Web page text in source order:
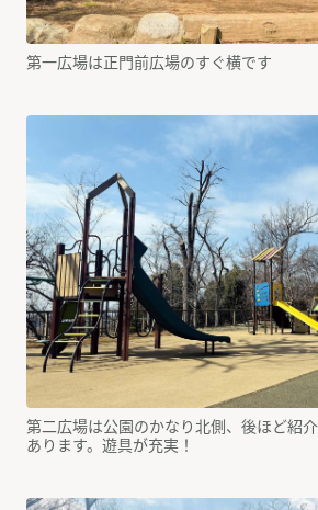
第一広場は正門前広場のすぐ横です
第二広場は公園のかなり北側、後ほど紹
あります。遊具が充実！